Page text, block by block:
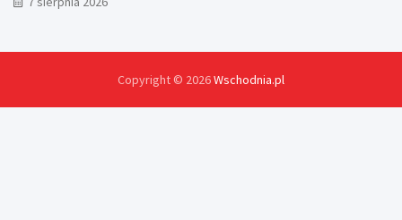
Copyright © 2026Wschodnia.pl